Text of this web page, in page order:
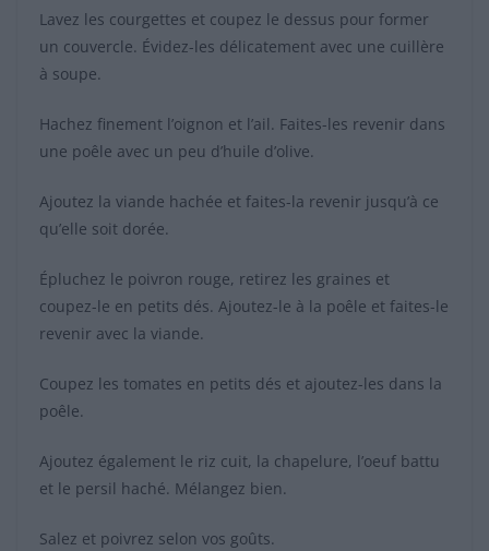
Lavez les courgettes et coupez le dessus pour former
un couvercle. Évidez-les délicatement avec une cuillère
à soupe.
Hachez finement l’oignon et l’ail. Faites-les revenir dans
une poêle avec un peu d’huile d’olive.
Ajoutez la viande hachée et faites-la revenir jusqu’à ce
qu’elle soit dorée.
Épluchez le poivron rouge, retirez les graines et
coupez-le en petits dés. Ajoutez-le à la poêle et faites-le
revenir avec la viande.
Coupez les tomates en petits dés et ajoutez-les dans la
poêle.
Ajoutez également le riz cuit, la chapelure, l’oeuf battu
et le persil haché. Mélangez bien.
Salez et poivrez selon vos goûts.